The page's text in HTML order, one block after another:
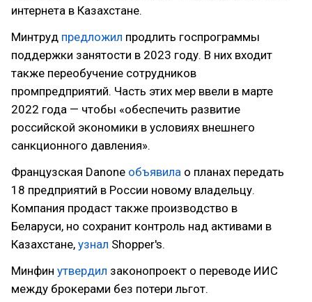
интернета в Казахстане.
Минтруд предложил продлить госпрограммы
поддержки занятости в 2023 году. В них входит
также переобучение сотрудников
промпредприятий. Часть этих мер ввели в марте
2022 года — чтобы «обеспечить развитие
российской экономики в условиях внешнего
санкционного давления».
Французская Danone объявила о планах передать
18 предприятий в России новому владельцу.
Компания продаст также производство в
Беларуси, но сохранит контроль над активами в
Казахстане, узнал Shopper's.
Минфин утвердил законопроект о переводе ИИС
между брокерами без потери льгот.